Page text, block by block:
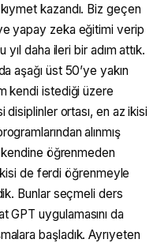
kazandı. Biz geçen
yapay zeka eğitimi verip
yıl daha ileri bir adım attık.
aşağı üst 50’ye yakın
kendi istediği üzere
ortası, en az ikisi
alınmış
öğrenmeden
de ferdi öğrenmeyle
Bunlar seçmeli ders
GPT uygulamasını da
başladık. Ayrıyeten